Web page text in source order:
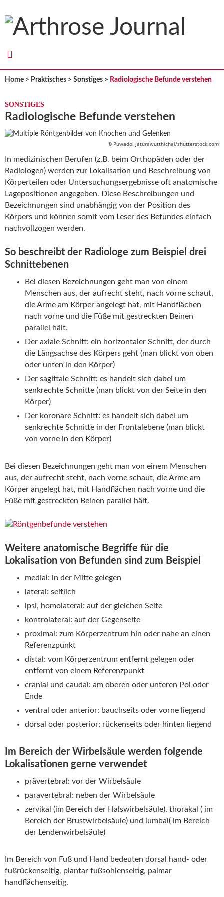
Arthrose
Journal
Home > Praktisches > Sonstiges > Radiologische Befunde verstehen
SONSTIGES
Radiologische Befunde verstehen
© Puwadol Jaturawutthichai/shutterstock.com
In medizinischen Berufen (z.B. beim Orthopäden oder der
Radiologen) werden zur Lokalisation und Beschreibung von
Körperteilen oder Untersuchungsergebnisse oft anatomische
Lagepositionen angegeben. Diese Beschreibungen und
Bezeichnungen sind unabhängig von der Position des
Körpers und können somit vom Leser des Befundes einfach
nachvollzogen werden.
So beschreibt der Radiologe zum Beispiel drei
Schnittebenen
Bei diesen Bezeichnungen geht man von einem
Menschen aus, der aufrecht steht, nach vorne schaut,
die Arme am Körper angelegt hat, mit Handflächen
nach vorne und die Füße mit gestreckten Beinen
parallel hält.
Der axiale Schnitt: ein horizontaler Schnitt, der durch
die Längsachse des Körpers geht (man blickt von oben
oder unten in den Körper)
Der sagittale Schnitt: es handelt sich dabei um
senkrechte Schnitte (man blickt von der Seite in den
Körper)
Der koronare Schnitt: es handelt sich dabei um
senkrechte Schnitte in der Frontalebene (man blickt
von vorne in den Körper)
Bei diesen Bezeichnungen geht man von einem Menschen
aus, der aufrecht steht, nach vorne schaut, die Arme am
Körper angelegt hat, mit Handflächen nach vorne und die
Füße mit gestreckten Beinen parallel hält.
Weitere anatomische Begriffe für die
Lokalisation von Befunden sind zum Beispiel
medial: in der Mitte gelegen
lateral: seitlich
ipsi, homolateral: auf der gleichen Seite
kontrolateral: auf der Gegenseite
proximal: zum Körperzentrum hin oder nahe an einen
Referenzpunkt
distal: vom Körperzentrum entfernt gelegen oder
entfernt von einem Referenzpunkt
cranial und caudal: am oberen oder unteren Pol oder
Ende
ventral oder anterior: bauchseits oder vorne liegend
dorsal oder posterior: rückenseits oder hinten liegend
Im Bereich der Wirbelsäule werden folgende
Lokalisationen gerne verwendet
prävertebral: vor der Wirbelsäule
paravertebral: neben der Wirbelsäule
zervikal (im Bereich der Halswirbelsäule), thorakal ( im
Bereich der Brustwirbelsäule) und lumbal( im Bereich
der Lendenwirbelsäule)
Im Bereich von Fuß und Hand bedeuten dorsal hand- oder
fußrückenseitig, plantar fußsohlenseitig, palmar
handflächenseitig.